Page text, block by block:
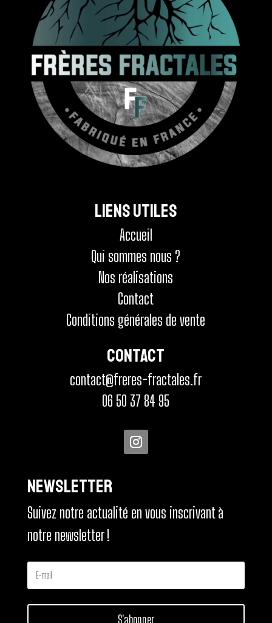
Liens utiles
Accueil
Qui sommes nous ?
Nos réalisations
Contact
Conditions générales de vente
Contact
contact@freres-fractales.fr
06 50 37 84 95
NEWSLETTER
Suivez notre actualité en vous inscrivant à
notre newsletter !
S'abonner